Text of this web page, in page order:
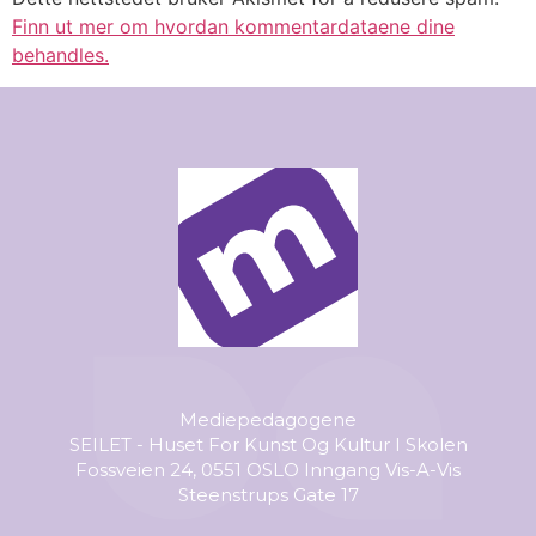
Finn ut mer om hvordan kommentardataene dine
behandles.
Mediepedagogene
SEILET - Huset For Kunst Og Kultur I Skolen
Fossveien 24, 0551 OSLO Inngang Vis-A-Vis
Steenstrups Gate 17